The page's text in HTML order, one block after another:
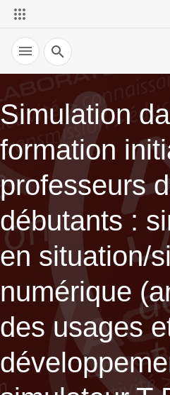
Recherche
Simulation
formation
professeurs
débutants :
en situation/
numérique
des usages